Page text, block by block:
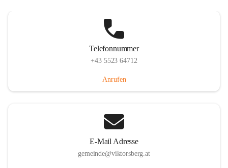
Telefonnummer
+43 5523 64712
Anrufen
E-Mail Adresse
gemeinde@viktorsberg.at